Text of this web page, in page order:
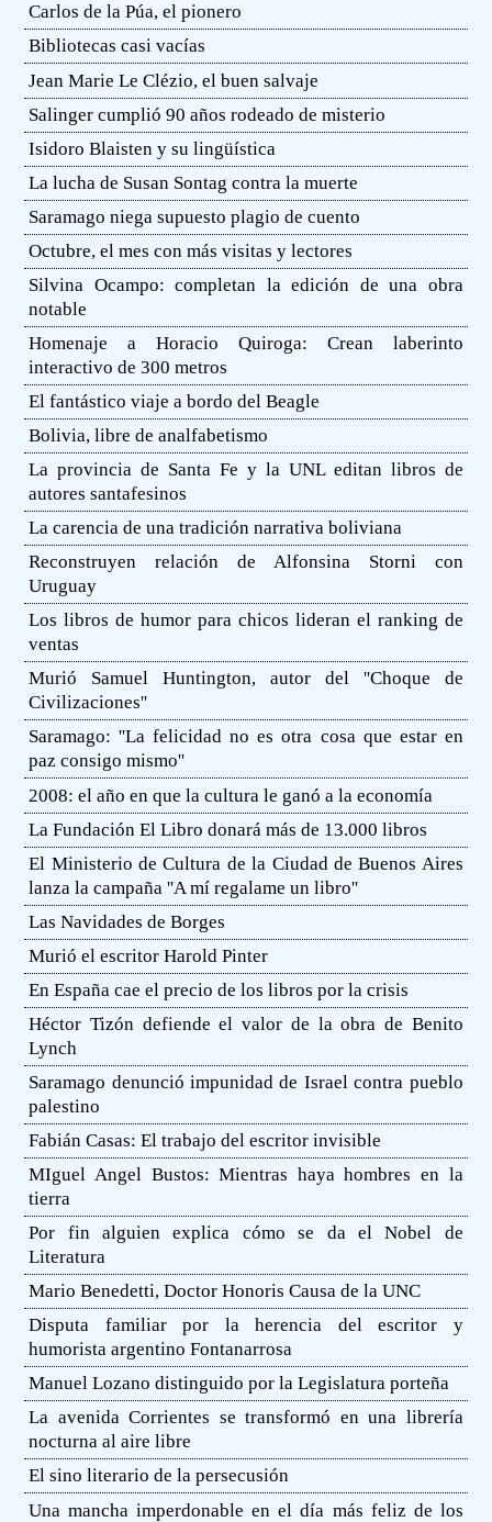
Carlos de la Púa, el pionero
Bibliotecas casi vacías
Jean Marie Le Clézio, el buen salvaje
Salinger cumplió 90 años rodeado de misterio
Isidoro Blaisten y su lingüística
La lucha de Susan Sontag contra la muerte
Saramago niega supuesto plagio de cuento
Octubre, el mes con más visitas y lectores
Silvina Ocampo: completan la edición de una obra
notable
Homenaje a Horacio Quiroga: Crean laberinto
interactivo de 300 metros
El fantástico viaje a bordo del Beagle
Bolivia, libre de analfabetismo
La provincia de Santa Fe y la UNL editan libros de
autores santafesinos
La carencia de una tradición narrativa boliviana
Reconstruyen relación de Alfonsina Storni con
Uruguay
Los libros de humor para chicos lideran el ranking de
ventas
Murió Samuel Huntington, autor del ''Choque de
Civilizaciones''
Saramago: ''La felicidad no es otra cosa que estar en
paz consigo mismo''
2008: el año en que la cultura le ganó a la economía
La Fundación El Libro donará más de 13.000 libros
El Ministerio de Cultura de la Ciudad de Buenos Aires
lanza la campaña ''A mí regalame un libro''
Las Navidades de Borges
Murió el escritor Harold Pinter
En España cae el precio de los libros por la crisis
Héctor Tizón defiende el valor de la obra de Benito
Lynch
Saramago denunció impunidad de Israel contra pueblo
palestino
Fabián Casas: El trabajo del escritor invisible
MIguel Angel Bustos: Mientras haya hombres en la
tierra
Por fin alguien explica cómo se da el Nobel de
Literatura
Mario Benedetti, Doctor Honoris Causa de la UNC
Disputa familiar por la herencia del escritor y
humorista argentino Fontanarrosa
Manuel Lozano distinguido por la Legislatura porteña
La avenida Corrientes se transformó en una librería
nocturna al aire libre
El sino literario de la persecusión
Una mancha imperdonable en el día más feliz de los